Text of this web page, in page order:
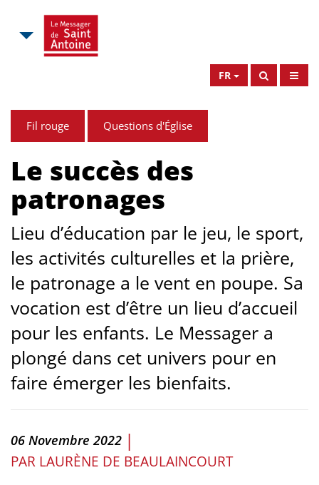
FR
Fil rouge Questions d'Église
Le succès des
patronages
Lieu d’éducation par le jeu, le sport,
les activités culturelles et la prière,
le patronage a le vent en poupe. Sa
vocation est d’être un lieu d’accueil
pour les enfants. Le Messager a
plongé dans cet univers pour en
faire émerger les bienfaits.
06 Novembre 2022 |
PAR LAURÈNE DE BEAULAINCOURT